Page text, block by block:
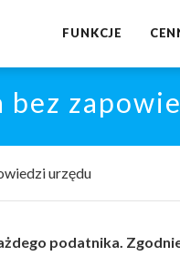
FUNKCJE
urzędu
podatnika.